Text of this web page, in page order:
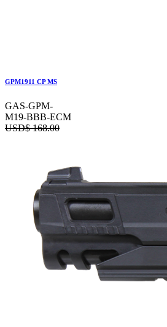
GPM1911 CP MS
GAS-GPM-
M19-BBB-ECM
USD$168.00